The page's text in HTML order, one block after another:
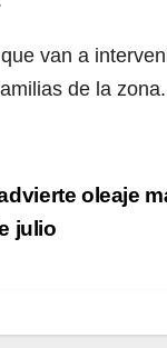
van a
de la zona.
oleaje
julio